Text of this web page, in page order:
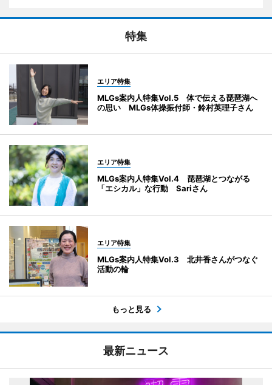
特集
エリア特集
MLGs案内人特集Vol.5 体で伝える琵琶湖へ
の思い MLGs体操振付師・鈴村英理子さん
エリア特集
MLGs案内人特集Vol.4 琵琶湖とつながる
「エシカル」な行動 Sariさん
エリア特集
MLGs案内人特集Vol.3 北井香さんがつなぐ
活動の輪
もっと見る
最新ニュース